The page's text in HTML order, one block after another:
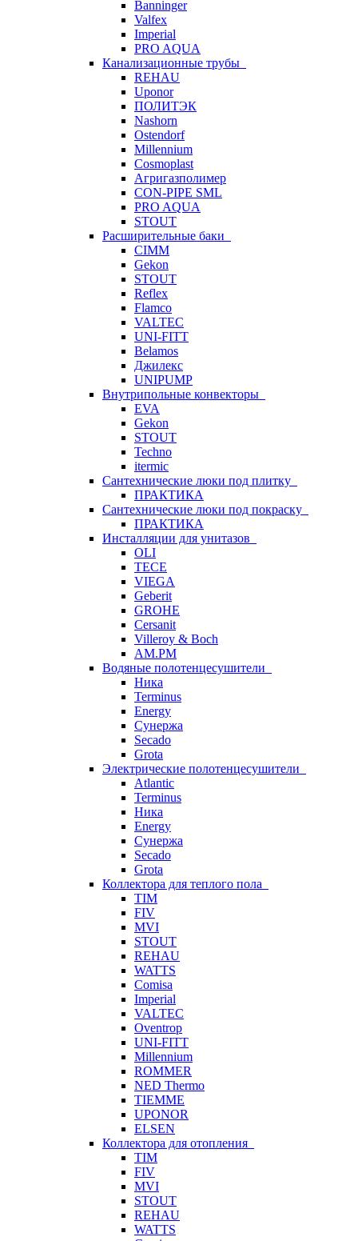
Banninger
Valfex
Imperial
PRO AQUA
Канализационные трубы
REHAU
Uponor
ПОЛИТЭК
Nashorn
Ostendorf
Millennium
Cosmoplast
Агригазполимер
CON-PIPE SML
PRO AQUA
STOUT
Расширительные баки
CIMM
Gekon
STOUT
Reflex
Flamco
VALTEC
UNI-FITT
Belamos
Джилекс
UNIPUMP
Внутрипольные конвекторы
EVA
Gekon
STOUT
Techno
itermic
Сантехнические люки под плитку
ПРАКТИКА
Сантехнические люки под покраску
ПРАКТИКА
Инсталляции для унитазов
OLI
TECE
VIEGA
Geberit
GROHE
Cersanit
Villeroy & Boch
AM.PM
Водяные полотенцесушители
Ника
Terminus
Energy
Сунержа
Secado
Grota
Электрические полотенцесушители
Atlantic
Terminus
Ника
Energy
Сунержа
Secado
Grota
Коллектора для теплого пола
TIM
FIV
MVI
STOUT
REHAU
WATTS
Comisa
Imperial
VALTEC
Oventrop
UNI-FITT
Millennium
ROMMER
NED Thermo
TIEMME
UPONOR
ELSEN
Коллектора для отопления
TIM
FIV
MVI
STOUT
REHAU
WATTS